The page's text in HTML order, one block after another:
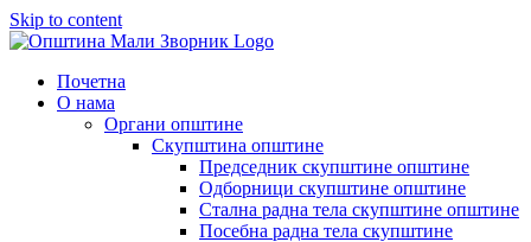
Skip to content
Почетна
О нама
Органи општине
Скупштина општине
Председник скупштине општине
Одборници скупштине општине
Стална радна тела скупштине општине
Посебна радна тела скупштине